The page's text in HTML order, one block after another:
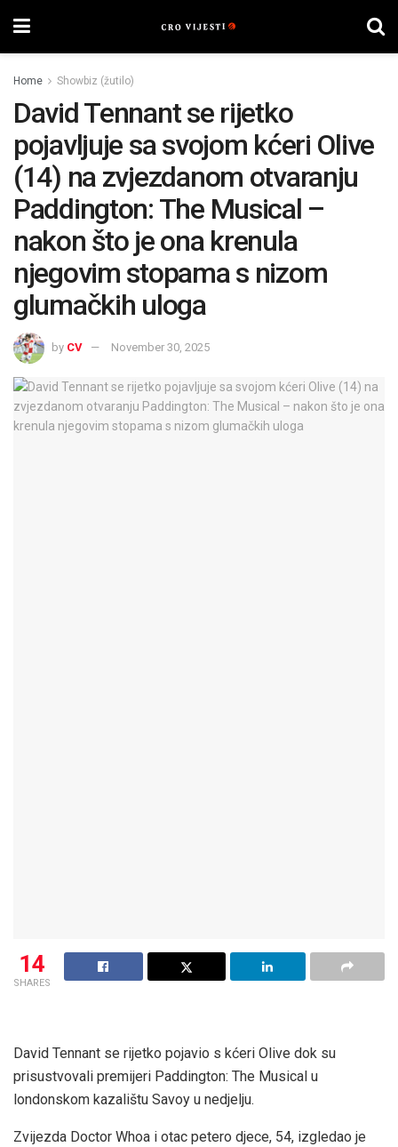
Home Showbiz (žutilo)
David Tennant se rijetko
pojavljuje sa svojom kćeri Olive
(14) na zvjezdanom otvaranju
Paddington: The Musical –
nakon što je ona krenula
njegovim stopama s nizom
glumačkih uloga
by CV November 30, 2025
14
SHARES
David Tennant se rijetko pojavio s kćeri Olive dok su
prisustvovali premijeri Paddington: The Musical u
londonskom kazalištu Savoy u nedjelju.
Zvijezda Doctor Whoa i otac petero djece, 54, izgledao je